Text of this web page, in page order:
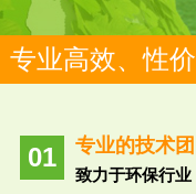
专业高效、性
专业的技术
致力于环保行业